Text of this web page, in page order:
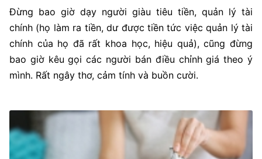
Đừng bao giờ dạy người giàu tiêu tiền, quản lý tài
chính (họ làm ra tiền, dư được tiền tức việc quản lý tài
chính của họ đã rất khoa học, hiệu quả), cũng đừng
bao giờ kêu gọi các người bán điều chỉnh giá theo ý
mình. Rất ngây thơ, cảm tính và buồn cười.